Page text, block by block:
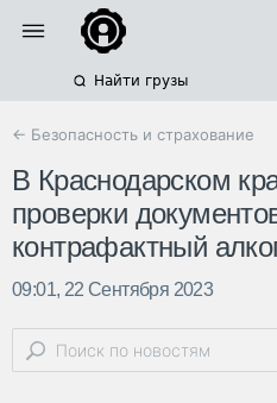
Найти грузы
← Безопасность и страхование
В Краснодарском
проверки
контрафактный
09:01, 22 Сентября 2023